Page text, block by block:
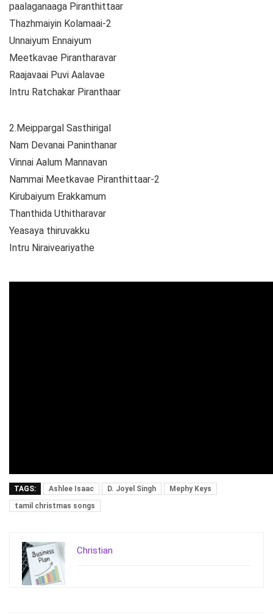
paalaganaaga Piranthittaar
Thazhmaiyin Kolamaai-2
Unnaiyum Ennaiyum
Meetkavae Pirantharavar
Raajavaai Puvi Aalavae
Intru Ratchakar Piranthaar
2.Meippargal Sasthirigal
Nam Devanai Paninthanar
Vinnai Aalum Mannavan
Nammai Meetkavae Piranthittaar-2
Kirubaiyum Erakkamum
Thanthida Uthitharavar
Yeasaya thiruvakku
Intru Niraiveariyathe
TAGS: Ashlee Isaac D. Joyel Singh
Mephy Keys
tamil christmas songs
Christian